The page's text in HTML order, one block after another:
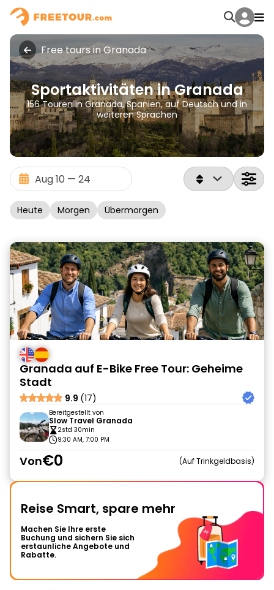
Free tours in Granada
Sportaktivitäten in Granada
156 Touren in Granada, Spanien, auf Deutsch und in
weiteren Sprachen
Heute Morgen Übermorgen
Granada auf E-Bike Free Tour: Geheime
Stadt
9.9 (17)
Bereitgestellt von
Slow Travel Granada
2std 30min
9:30 AM, 7:00 PM
Von€0 Auf Trinkgeldbasis
Reise Smart, spare mehr
Machen Sie Ihre erste
Buchung und sichern Sie sich
erstaunliche Angebote und
Rabatte.